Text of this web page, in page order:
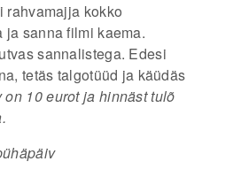
rahvamajja kokko
sanna filmi kaema.
sannalistega. Edesi
tetäs talgotüüd ja käüdäs
on 10 eurot ja hinnäst tulõ